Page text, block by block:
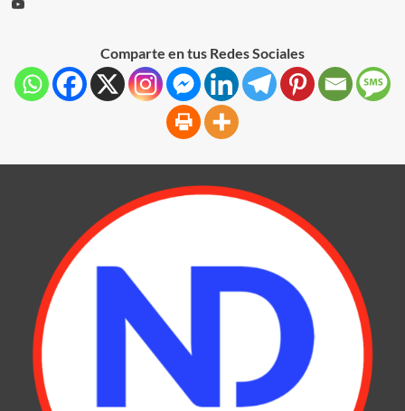
Comparte en tus Redes Sociales